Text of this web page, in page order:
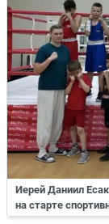
Иерей Даниил
на старте